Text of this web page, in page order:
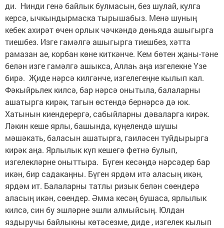
ди. Нинди генә байлык булмасын, без шулай, кулга
керсә, ычкындырмаска тырышабыз. Менә шуның
кебек ахирәт өчен орлык чәчкәндә дөньяда ашыгырга
тиешбез. Изге гамәлгә ашыгырга тиешбез, хәтта
рамазан ае, корбан көне киткәнче. Кем бөтен җаны-тәне
белән изге гамәлгә ашыкса, Аллаһ аңа изгелекне Үзе
бирә. Җиде нәрсә килгәнче, изгелегеңне кылып кал.
Фәкыйрьлек килсә, бар нәрсә онытыла, балаларны
ашатырга кирәк, тагын өстендә бернәрсә дә юк.
Хатынын киендерергә, сабыйларны дәваларга кирәк.
Ләкин кеше ярлы, башында, күңелендә шушы
мәшәкать, баласын ашатырга, гаиләсен туйдырырга
кирәк аңа. Ярлылык күп кешегә фетнә булып,
изгелекләрне оныттыра. Бүген кесәңдә нәрсәдер бар
икән, бир садакаңны. Бүген ярдәм итә аласың икән,
ярдәм ит. Балаларны татлы ризык белән сөендерә
аласың икән, сөендер. Әмма кесәң бушаса, ярлылык
килсә, син бу эшләрне эшли алмыйсың. Юлдан
яздыручы байлыкны көтәсезме, диде , изгелек кылып